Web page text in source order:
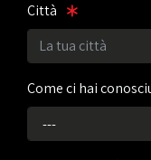
Città
Come ci hai